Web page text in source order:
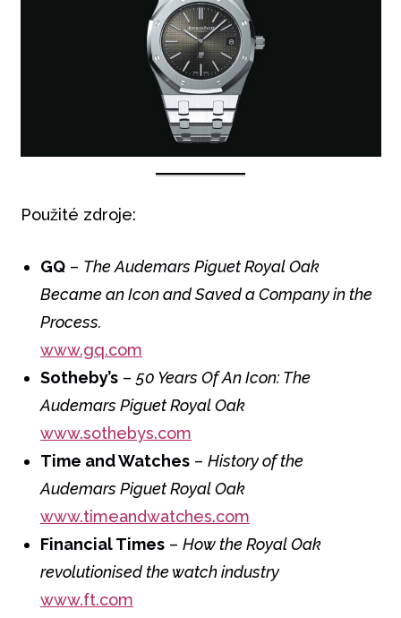
Použité zdroje:
GQ – The Audemars Piguet Royal Oak
Became an Icon and Saved a Company in the
Process.
www.gq.com
Sotheby’s – 50 Years Of An Icon: The
Audemars Piguet Royal Oak
www.sothebys.com
Time and Watches – History of the
Audemars Piguet Royal Oak
www.timeandwatches.com
Financial Times – How the Royal Oak
revolutionised the watch industry
www.ft.com